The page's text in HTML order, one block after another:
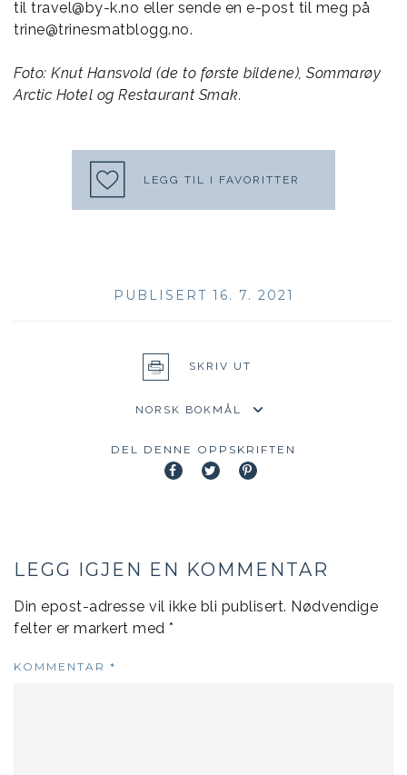
til travel@by-k.no eller sende en e-post til meg på
trine@trinesmatblogg.no.
Foto: Knut Hansvold (de to første bildene), Sommarøy
Arctic Hotel og Restaurant Smak.
LEGG TIL I FAVORITTER
PUBLISERT 16. 7. 2021
SKRIV UT
DEL DENNE OPPSKRIFTEN
LEGG IGJEN EN KOMMENTAR
Din epost-adresse vil ikke bli publisert. Nødvendige
felter er markert med *
KOMMENTAR *